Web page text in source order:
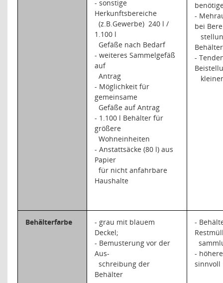
- sonstige
Herkunftsbereiche
(z.B.Gewerbe) 240 l /
1.100 l
Gefäße nach Bedarf
- weiteres Sammelgefäß
auf
Antrag
- Möglichkeit für
gemeinsame
Gefäße auf Antrag
- 1.100 l Behälter für
größere
Wohneinheiten
- Anstattsäcke (80 l) aus
Papier
für nicht anfahrbare
Haushalte
-
bei
-
Behälterfarbe
- grau mit blauem
Deckel;
- Bemusterung vor der
Aus-
schreibung der
Behälter
-
-
sinnvoll